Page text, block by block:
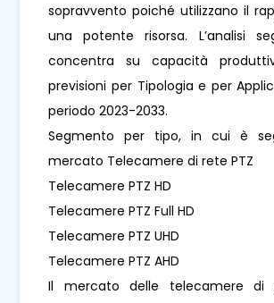
sopravvento poiché utilizzano il
una potente risorsa. L’analisi
concentra su capacità
previsioni per Tipologia e per
periodo 2023-2033.
Segmento per tipo, in cui è
mercato Telecamere di rete PTZ
Telecamere PTZ HD
Telecamere PTZ Full HD
Telecamere PTZ UHD
Telecamere PTZ AHD
Il mercato delle telecamere di